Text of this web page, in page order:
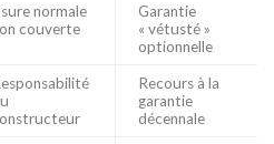
normale
couverte
Garantie
« vétusté »
optionnelle
Recours à la
garantie
décennale